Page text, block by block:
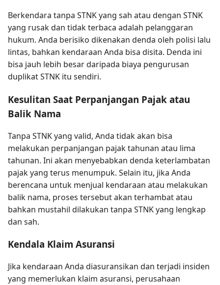
Berkendara tanpa STNK yang sah atau dengan STNK
yang rusak dan tidak terbaca adalah pelanggaran
hukum. Anda berisiko dikenakan denda oleh polisi lalu
lintas, bahkan kendaraan Anda bisa disita. Denda ini
bisa jauh lebih besar daripada biaya pengurusan
duplikat STNK itu sendiri.
Kesulitan Saat Perpanjangan Pajak atau
Balik Nama
Tanpa STNK yang valid, Anda tidak akan bisa
melakukan perpanjangan pajak tahunan atau lima
tahunan. Ini akan menyebabkan denda keterlambatan
pajak yang terus menumpuk. Selain itu, jika Anda
berencana untuk menjual kendaraan atau melakukan
balik nama, proses tersebut akan terhambat atau
bahkan mustahil dilakukan tanpa STNK yang lengkap
dan sah.
Kendala Klaim Asuransi
Jika kendaraan Anda diasuransikan dan terjadi insiden
yang memerlukan klaim asuransi, perusahaan